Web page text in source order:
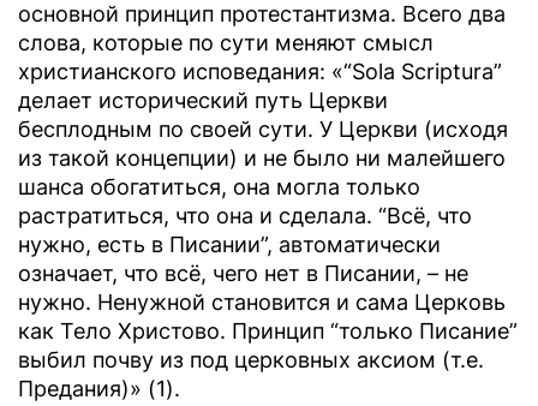
основной принцип протестантизма. Всего два
слова, которые по сути меняют смысл
христианского исповедания: «“Sola Scriptura”
делает исторический путь Церкви
бесплодным по своей сути. У Церкви (исходя
из такой концепции) и не было ни малейшего
шанса обогатиться, она могла только
растратиться, что она и сделала. “Всё, что
нужно, есть в Писании”, автоматически
означает, что всё, чего нет в Писании, – не
нужно. Ненужной становится и сама Церковь
как Тело Христово. Принцип “только Писание”
выбил почву из под церковных аксиом (т.е.
Предания)» (1).